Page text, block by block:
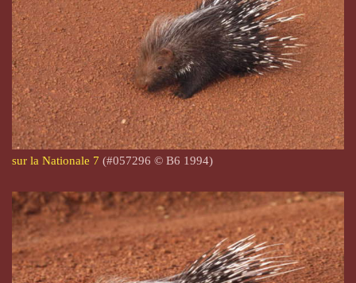
sur la Nationale 7 (#057296 © B6 1994)